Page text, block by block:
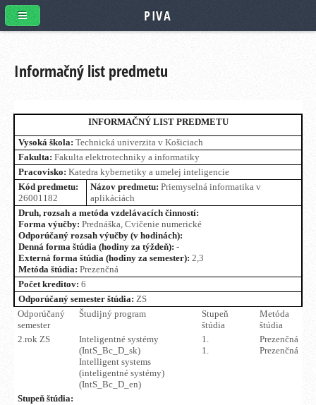
Informačný list predmetu
INFORMAČNÝ LIST PREDMETU
Vysoká škola: Technická univerzita v Košiciach
Fakulta: Fakulta elektrotechniky a informatiky
Pracovisko: Katedra kybernetiky a umelej inteligencie
Kód predmetu:
26001182
Názov predmetu: Priemyselná informatika v
aplikáciách
Druh, rozsah a metóda vzdelávacích činností:
Forma výučby: Prednáška, Cvičenie numerické
Odporúčaný rozsah výučby (v hodinách):
Denná forma štúdia (hodiny za týždeň): -
Externá forma štúdia (hodiny za semester): 2,3
Metóda štúdia: Prezenčná
Počet kreditov: 6
Odporúčaný semester štúdia: ZS
Odporúčaný
semester
Študijný program
Stupeň
štúdia
Metóda
štúdia
2.rok ZS
Inteligentné systémy
(IntS_Bc_D_sk)
Intelligent systems
(inteligentné systémy)
(IntS_Bc_D_en)
1.
1.
Prezenčná
Prezenčná
Stupeň štúdia:
PIVA